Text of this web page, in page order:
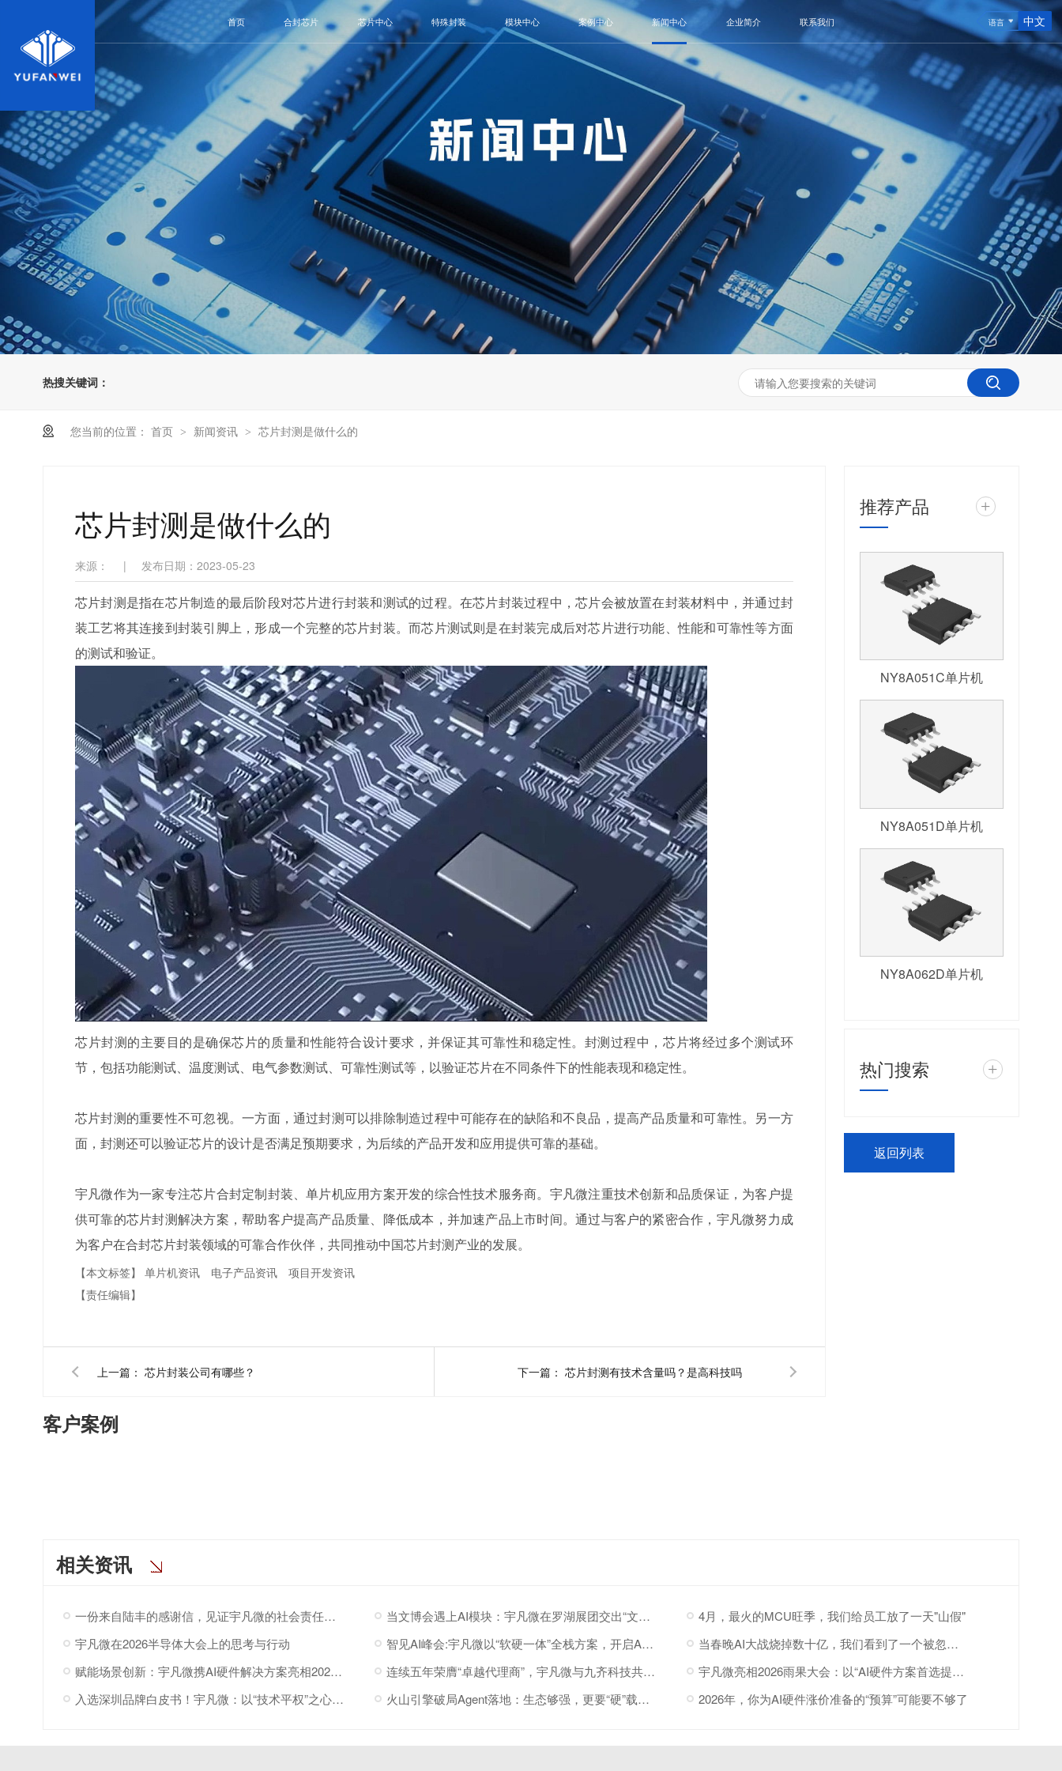
语言 中文
首页 合封芯片 芯片中心 特殊封装 模块中心 案例中心 新闻中心 企业简介 联系我们
热搜关键词：
您当前的位置： 首页 > 新闻资讯 > 芯片封测是做什么的
芯片封测是做什么的
来源： | 发布日期：2023-05-23
芯片封测是指在芯片制造的最后阶段对芯片进行封装和测试的过程。在芯片封装过程中，芯片会被放置在封装材料中，并通过封
装工艺将其连接到封装引脚上，形成一个完整的芯片封装。而芯片测试则是在封装完成后对芯片进行功能、性能和可靠性等方面
的测试和验证。
芯片封测的主要目的是确保芯片的质量和性能符合设计要求，并保证其可靠性和稳定性。封测过程中，芯片将经过多个测试环
节，包括功能测试、温度测试、电气参数测试、可靠性测试等，以验证芯片在不同条件下的性能表现和稳定性。
芯片封测的重要性不可忽视。一方面，通过封测可以排除制造过程中可能存在的缺陷和不良品，提高产品质量和可靠性。另一方
面，封测还可以验证芯片的设计是否满足预期要求，为后续的产品开发和应用提供可靠的基础。
宇凡微作为一家专注芯片合封定制封装、单片机应用方案开发的综合性技术服务商。宇凡微注重技术创新和品质保证，为客户提
供可靠的芯片封测解决方案，帮助客户提高产品质量、降低成本，并加速产品上市时间。通过与客户的紧密合作，宇凡微努力成
为客户在合封芯片封装领域的可靠合作伙伴，共同推动中国芯片封测产业的发展。
【本文标签】单片机资讯 电子产品资讯
项目开发资讯
【责任编辑】
上一篇： 芯片封装公司有哪些？ 下一篇： 芯片封测有技术含量吗？是高科技吗
推荐产品 +
NY8A051C单片机
NY8A051D单片机
NY8A062D单片机
热门搜索 +
返回列表
客户案例
相关资讯
一份来自陆丰的感谢信，见证宇凡微的社会责任之路 当文博会遇上AI模块：宇凡微在罗湖展团交出“文化+科技”新答卷
4月，最火的MCU旺季，我们给员工放了一天"山假"
宇凡微在2026半导体大会上的思考与行动
智见AI峰会:宇凡微以“软硬一体”全栈方案，开启AI硬件落地加速度
当春晚AI大战烧掉数十亿，我们看到了一个被忽视的真相
赋能场景创新：宇凡微携AI硬件解决方案亮相2026“深港同心·罗湖创景”场景创新大会!
连续五年荣膺“卓越代理商”，宇凡微与九齐科技共赴新程
宇凡微亮相2026雨果大会：以“AI硬件方案首选提供商”赋能跨境出海
入选深圳品牌白皮书！宇凡微：以“技术平权”之心，与深圳共赴AI
火山引擎破局Agent落地：生态够强，更要“硬”载体托底 2026年，你为AI硬件涨价准备的“预算”可能要不够了